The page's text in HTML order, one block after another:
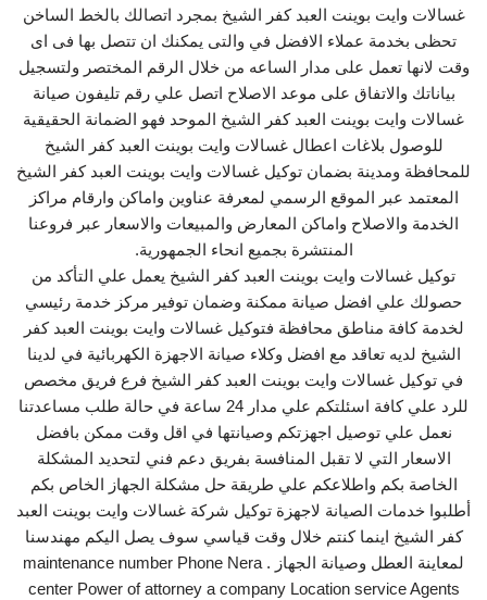
غسالات وايت بوينت العبد كفر الشيخ بمجرد اتصالك بالخط الساخن
تحظى بخدمة عملاء الافضل في والتى يمكنك ان تتصل بها فى اى
وقت لانها تعمل على مدار الساعه من خلال الرقم المختصر ولتسجيل
بياناتك والاتفاق على موعد الاصلاح اتصل علي رقم تليفون صيانة
غسالات وايت بوينت العبد كفر الشيخ الموحد فهو الضمانة الحقيقية
للوصول بلاغات اعطال غسالات وايت بوينت العبد كفر الشيخ
للمحافظة ومدينة بضمان توكيل غسالات وايت بوينت العبد كفر الشيخ
المعتمد عبر الموقع الرسمي لمعرفة عناوين واماكن وارقام مراكز
الخدمة والاصلاح واماكن المعارض والمبيعات والاسعار عبر فروعنا
المنتشرة بجميع انحاء الجمهورية.
توكيل غسالات وايت بوينت العبد كفر الشيخ يعمل علي التأكد من
حصولك علي افضل صيانة ممكنة وضمان توفير مركز خدمة رئيسي
لخدمة كافة مناطق محافظة فتوكيل غسالات وايت بوينت العبد كفر
الشيخ لديه تعاقد مع افضل وكلاء صيانة الاجهزة الكهربائية في لدينا
في توكيل غسالات وايت بوينت العبد كفر الشيخ فرع فريق مخصص
للرد علي كافة اسئلتكم علي مدار 24 ساعة في حالة طلب مساعدتنا
نعمل علي توصيل اجهزتكم وصيانتها في اقل وقت ممكن بافضل
الاسعار التي لا تقبل المنافسة بفريق دعم فني لتحديد المشكلة
الخاصة بكم واطلاعكم علي طريقة حل مشكلة الجهاز الخاص بكم
أطلبوا خدمات الصيانة لاجهزة توكيل شركة غسالات وايت بوينت العبد
كفر الشيخ اينما كنتم خلال وقت قياسي سوف يصل اليكم مهندسنا
لمعاينة العطل وصيانة الجهاز . maintenance number Phone Nera
center Power of attorney a company Location service Agents